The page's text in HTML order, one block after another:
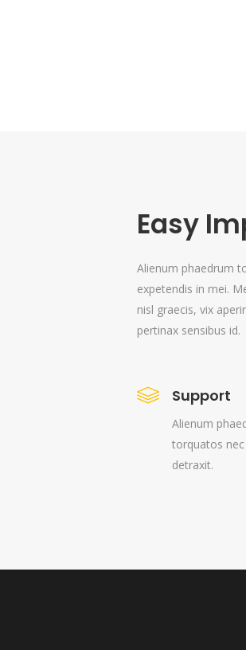
Easy
Alienum phaedrum
expetendis in mei.
nisl graecis, vix
pertinax sensibus id.
Support
Alienum
torquatos nec
detraxit.